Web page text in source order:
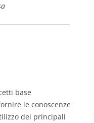
base
le conoscenze
dei principali